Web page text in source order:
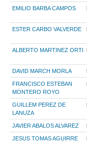
EMILIO BARBA CAMPOS
ESTER CARBO VALVERDE
ALBERTO MARTINEZ ORTI
DAVID MARCH MORLA
FRANCISCO ESTEBAN
MONTERO ROYO
GUILLEM PEREZ DE
LANUZA
JAVIER ABALOS ALVAREZ
JESUS TOMAS AGUIRRE